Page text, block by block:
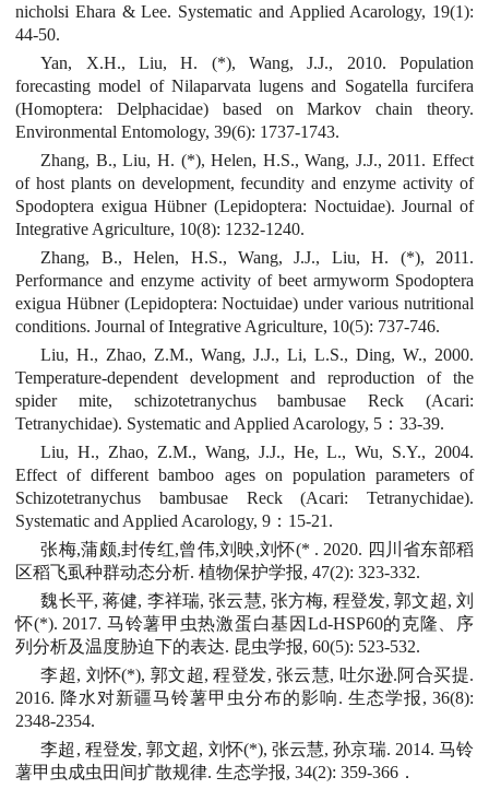
nicholsi Ehara & Lee. Systematic and Applied Acarology, 19(1):
44-50.
Yan, X.H., Liu, H. (*), Wang, J.J., 2010. Population
forecasting model of Nilaparvata lugens and Sogatella furcifera
(Homoptera: Delphacidae) based on Markov chain theory.
Environmental Entomology, 39(6): 1737-1743.
Zhang, B., Liu, H. (*), Helen, H.S., Wang, J.J., 2011. Effect
of host plants on development, fecundity and enzyme activity of
Spodoptera exigua Hübner (Lepidoptera: Noctuidae). Journal of
Integrative Agriculture, 10(8): 1232-1240.
Zhang, B., Helen, H.S., Wang, J.J., Liu, H. (*), 2011.
Performance and enzyme activity of beet armyworm Spodoptera
exigua Hübner (Lepidoptera: Noctuidae) under various nutritional
conditions. Journal of Integrative Agriculture, 10(5): 737-746.
Liu, H., Zhao, Z.M., Wang, J.J., Li, L.S., Ding, W., 2000.
Temperature-dependent development and reproduction of the
spider mite, schizotetranychus bambusae Reck (Acari:
Tetranychidae). Systematic and Applied Acarology, 5：33-39.
Liu, H., Zhao, Z.M., Wang, J.J., He, L., Wu, S.Y., 2004.
Effect of different bamboo ages on population parameters of
Schizotetranychus bambusae Reck (Acari: Tetranychidae).
Systematic and Applied Acarology, 9：15-21.
张梅,蒲颇,封传红,曾伟,刘映,刘怀(* . 2020. 四川省东部稻
区稻飞虱种群动态分析. 植物保护学报, 47(2): 323-332.
魏长平, 蒋健, 李祥瑞, 张云慧, 张方梅, 程登发, 郭文超, 刘
怀(*). 2017. 马铃薯甲虫热激蛋白基因Ld-HSP60的克隆、序
列分析及温度胁迫下的表达. 昆虫学报, 60(5): 523-532.
李超, 刘怀(*), 郭文超, 程登发, 张云慧, 吐尔逊.阿合买提.
2016. 降水对新疆马铃薯甲虫分布的影响. 生态学报, 36(8):
2348-2354.
李超, 程登发, 郭文超, 刘怀(*), 张云慧, 孙京瑞. 2014. 马铃
薯甲虫成虫田间扩散规律. 生态学报, 34(2): 359-366．